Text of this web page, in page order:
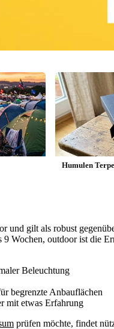
Humulen
und gilt als robust
Wochen, outdoor ist die
Beleuchtung
begrenzte Anbauflächen
mit etwas Erfahrung
prüfen möchte, findet